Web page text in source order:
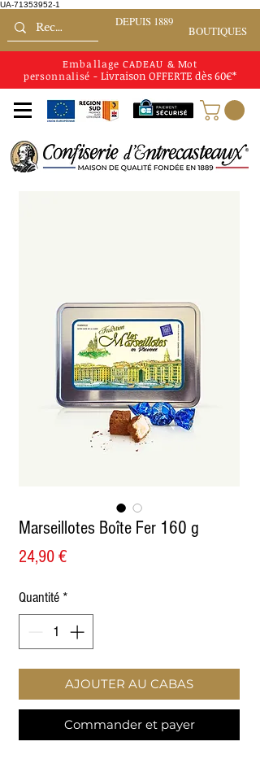
UA-71353952-1
Emballage CADEAU & Mot
personnalisé - Livraison OFFERTE dès 60€*
DEPUIS 1889
BOUTIQUES
Marseillotes Boîte Fer 160 g
24,90 €Prix
Quantité *
AJOUTER AU CABAS
Commander et payer